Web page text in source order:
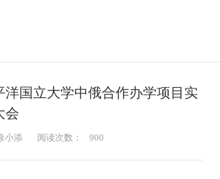
国立大学中俄合作办学项目实
会
小添 阅读次数： 900